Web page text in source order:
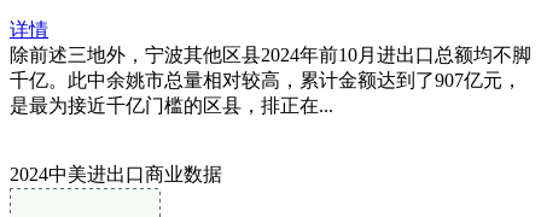
详情
除前述三地外，宁波其他区县2024年前10月进出口总额均不脚
千亿。此中余姚市总量相对较高，累计金额达到了907亿元，
是最为接近千亿门槛的区县，排正在...
2024中美进出口商业数据